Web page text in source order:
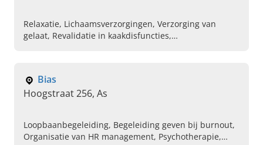
Relaxatie, Lichaamsverzorgingen, Verzorging van
gelaat, Revalidatie in kaakdisfuncties,
Bias
Hoogstraat 256, As
Loopbaanbegeleiding, Begeleiding geven bij burnout,
Organisatie van HR management, Psychotherapie,